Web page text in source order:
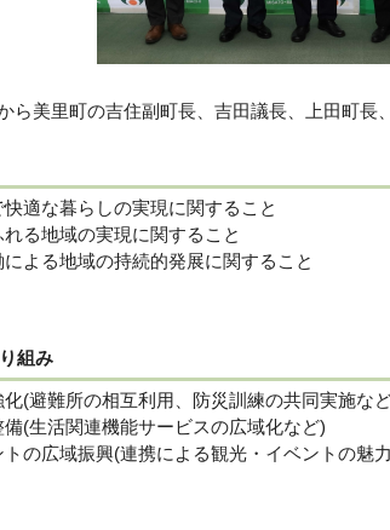
ら美里町の吉住副町長、吉田議長、上田町長
適な暮らしの実現に関すること
る地域の実現に関すること
よる地域の持続的発展に関すること
組み
(避難所の相互利用、防災訓練の共同実施な
(生活関連機能サービスの広域化など)
の広域振興(連携による観光・イベントの魅